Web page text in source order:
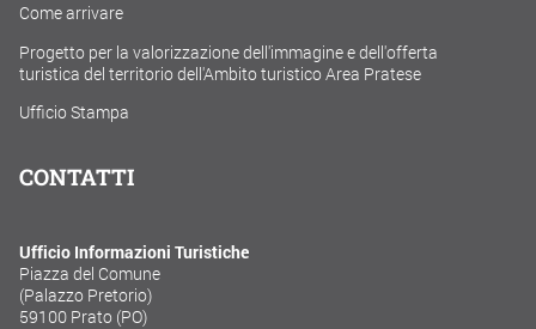
Come arrivare
Progetto per la valorizzazione dell'immagine e dell'offerta
turistica del territorio dell'Ambito turistico Area Pratese
Ufficio Stampa
CONTATTI
Ufficio Informazioni Turistiche
Piazza del Comune
(Palazzo Pretorio)
59100 Prato (PO)